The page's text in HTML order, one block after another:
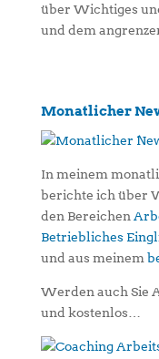
über Wichtiges
und dem
Monatlicher
In meinem
berichte ich über
den Bereichen
Betriebliches
und aus meinem
Werden auch Sie
und kostenlos…